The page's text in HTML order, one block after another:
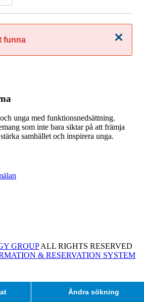
Stäng
funna
Ändra sökning
unga med funktionsnedsättning.
som inte bara siktar på att främja
samhället och inspirera unga.
GROUPALL RIGHTS RESERVED
& RESERVATION SYSTEM